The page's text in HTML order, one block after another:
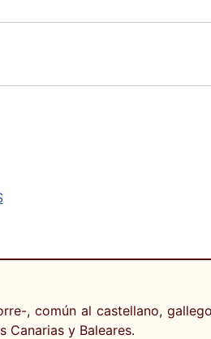
, común al castellano,
Canarias y Baleares.